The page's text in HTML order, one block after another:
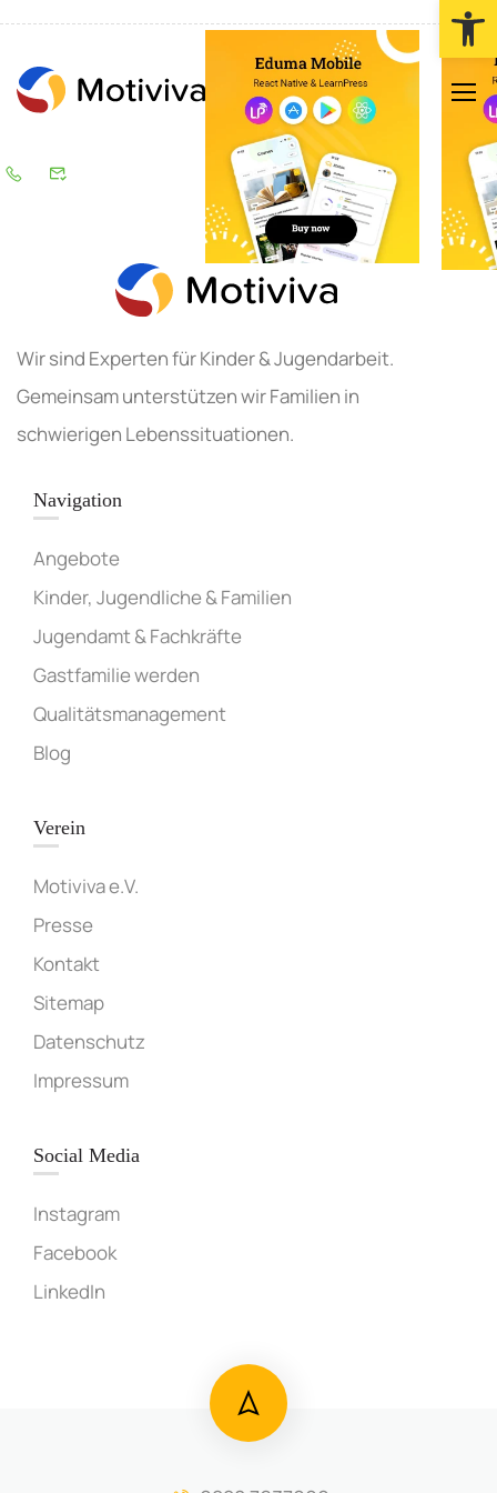
LOGIN
Wir sind Experten für Kinder & Jugendarbeit.
Gemeinsam unterstützen wir Familien in
schwierigen Lebenssituationen.
Navigation
Angebote
Kinder, Jugendliche & Familien
Jugendamt & Fachkräfte
Gastfamilie werden
Qualitätsmanagement
Blog
Verein
Motiviva e.V.
Presse
Kontakt
Sitemap
Datenschutz
Impressum
Social Media
Instagram
Facebook
LinkedIn